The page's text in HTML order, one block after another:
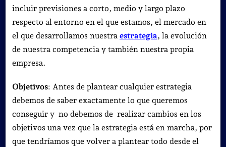
incluir previsiones a corto, medio y largo plazo
respecto al entorno en el que estamos, el mercado en
el que desarrollamos nuestra estrategia, la evolución
de nuestra competencia y también nuestra propia
empresa.
Objetivos: Antes de plantear cualquier estrategia
debemos de saber exactamente lo que queremos
conseguir y no debemos de realizar cambios en los
objetivos una vez que la estrategia está en marcha, por
que tendríamos que volver a plantear todo desde el